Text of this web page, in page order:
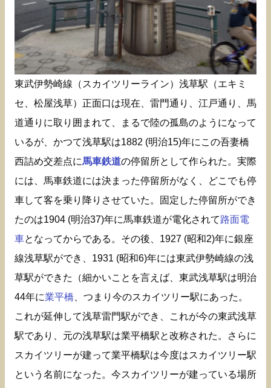
東武伊勢崎線（スカイツリーライン）浅草駅（エキミ
セ、松屋浅草）正面口は現在、雷門通り、江戸通り、馬
道通りに取り囲まれて、まるで陸の孤島のようになって
いるが、かつて浅草駅は1882 (明治15)年にこの吾妻橋
西詰め交差点に馬車鉄道の停留所として作られた。実際
には、馬車鉄道には決まった停留所がなく、どこでも停
車して客を乗り降りさせていた。固定した停留所ができ
たのは1904 (明治37)年に馬車鉄道が電化されて路面電
車となってからである。その後、1927 (昭和2)年に銀座
線浅草駅ができ、1931 (昭和6)年には東武伊勢崎線の浅
草駅ができた（細かいことを言えば、東武浅草駅は明治
44年に業平橋 、つまり今のスカイツリー駅にあった。
これが延伸して浅草雷門駅ができ、これが今の東武浅草
駅であり、元の浅草駅は業平橋駅と改称された。さらに
スカイツリーが建って業平橋駅は今度はスカイツリー駅
という名前になった。今スカイツリーが建っている場所